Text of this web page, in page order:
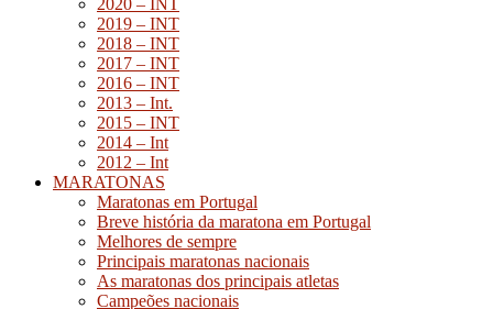
2019 – INT
2018 – INT
2017 – INT
2016 – INT
2013 – Int.
2015 – INT
2014 – Int
2012 – Int
MARATONAS
Maratonas em Portugal
Breve história da maratona em Portugal
Melhores de sempre
Principais maratonas nacionais
As maratonas dos principais atletas
Campeões nacionais